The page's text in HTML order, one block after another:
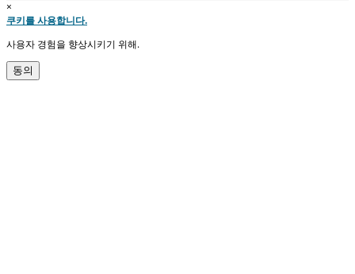
×
쿠키를 사용합니다.
사용자 경험을 향상시키기 위해.
동의